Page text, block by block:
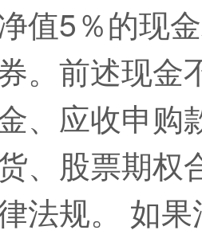
值5％的现
。前述现金
、应收申购
、股票期权
法规。 如